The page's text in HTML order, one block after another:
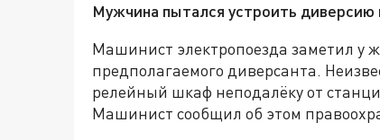
Мужчина пытался устроить
Машинист электропоезда заметил у
предполагаемого диверсанта.
релейный шкаф неподалёку от
Машинист сообщил об этом